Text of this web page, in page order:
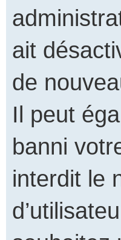
ait
de
Il peut
banni
interdit le